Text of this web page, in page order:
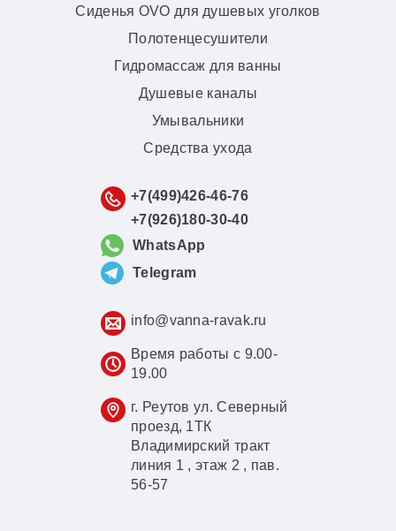
Сиденья OVO для душевых уголков
Полотенцесушители
Гидромассаж для ванны
Душевые каналы
Умывальники
Средства ухода
+7(499)426-46-76
+7(926)180-30-40
WhatsApp
Telegram
info@vanna-ravak.ru
Время работы с 9.00-
19.00
г. Реутов ул. Северный
проезд, 1ТК
Владимирский тракт
линия 1 , этаж 2 , пав.
56-57